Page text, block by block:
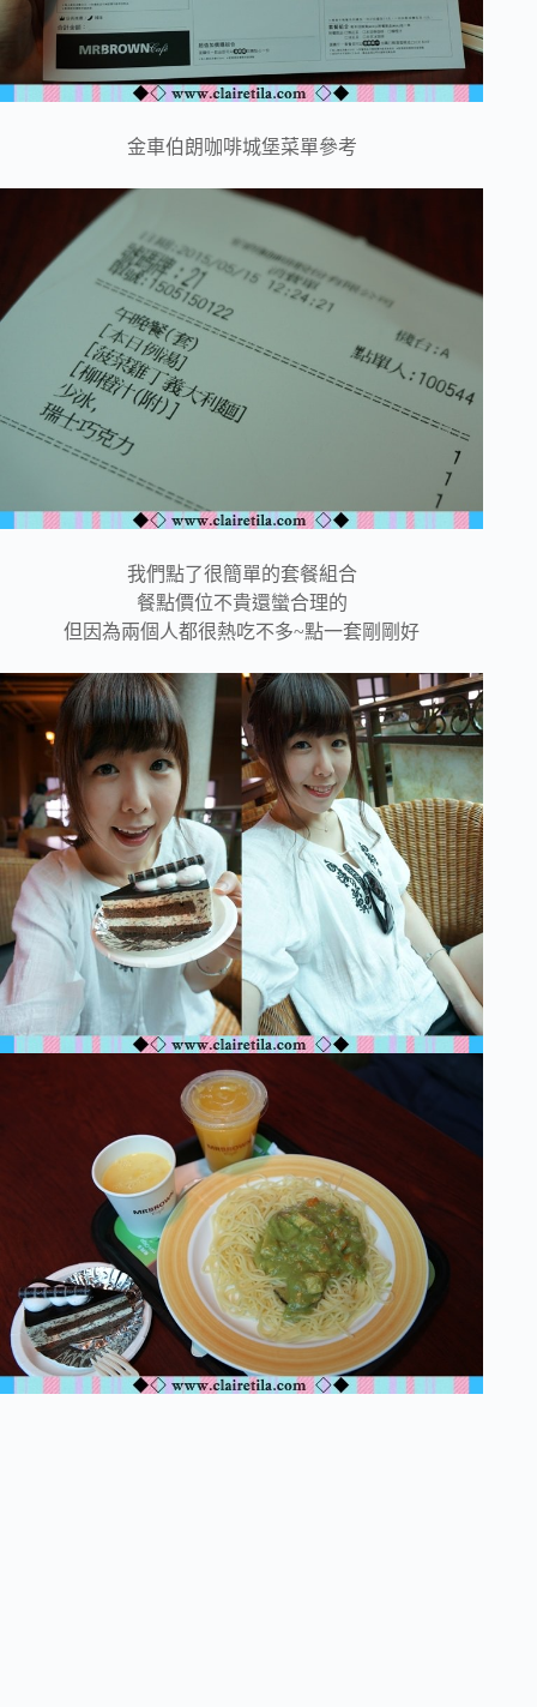
金車伯朗咖啡城堡菜單參考
我們點了很簡單的套餐組合
餐點價位不貴還蠻合理的
但因為兩個人都很熱吃不多~點一套剛剛好